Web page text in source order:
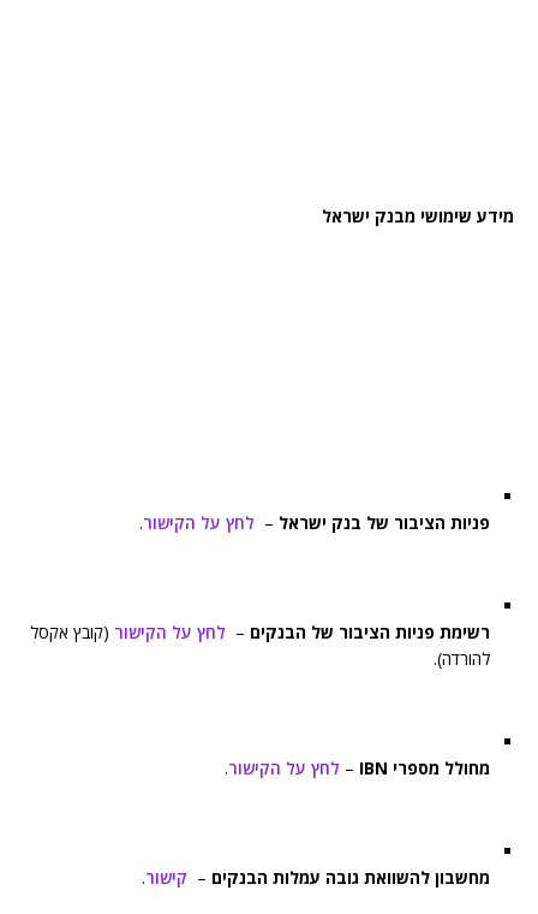
מידע שימושי מבנק ישראל
פניות הציבור של בנק ישראל – לחץ על הקישור.
רשימת פניות הציבור של הבנקים – לחץ על הקישור (קובץ אקסל
להורדה).
מחולל מספרי IBN – לחץ על הקישור.
מחשבון להשוואת גובה עמלות הבנקים – קישור.